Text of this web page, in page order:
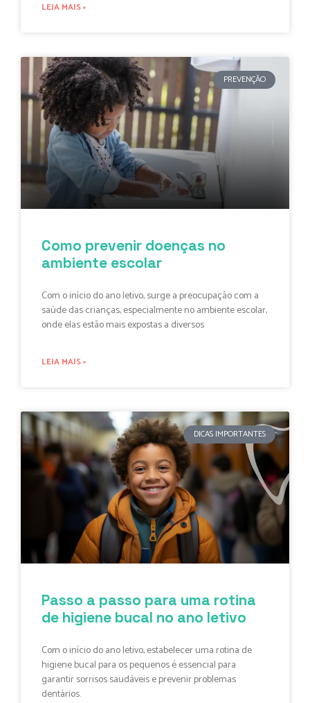
LEIA MAIS »
PREVENÇÃO
Como prevenir doenças no
ambiente escolar
Com o início do ano letivo, surge a preocupação com a
saúde das crianças, especialmente no ambiente escolar,
onde elas estão mais expostas a diversos
LEIA MAIS »
DICAS IMPORTANTES
Passo a passo para uma rotina
de higiene bucal no ano letivo
Com o início do ano letivo, estabelecer uma rotina de
higiene bucal para os pequenos é essencial para
garantir sorrisos saudáveis e prevenir problemas
dentários.